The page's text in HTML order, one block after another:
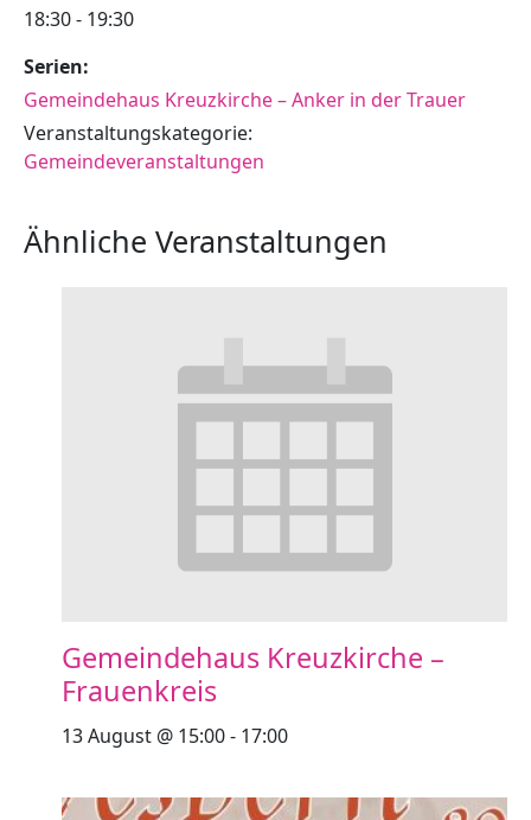
18:30 - 19:30
Serien:
Gemeindehaus Kreuzkirche – Anker in der Trauer
Veranstaltungskategorie:
Gemeindeveranstaltungen
Ähnliche Veranstaltungen
Gemeindehaus Kreuzkirche –
Frauenkreis
13 August @ 15:00- 17:00